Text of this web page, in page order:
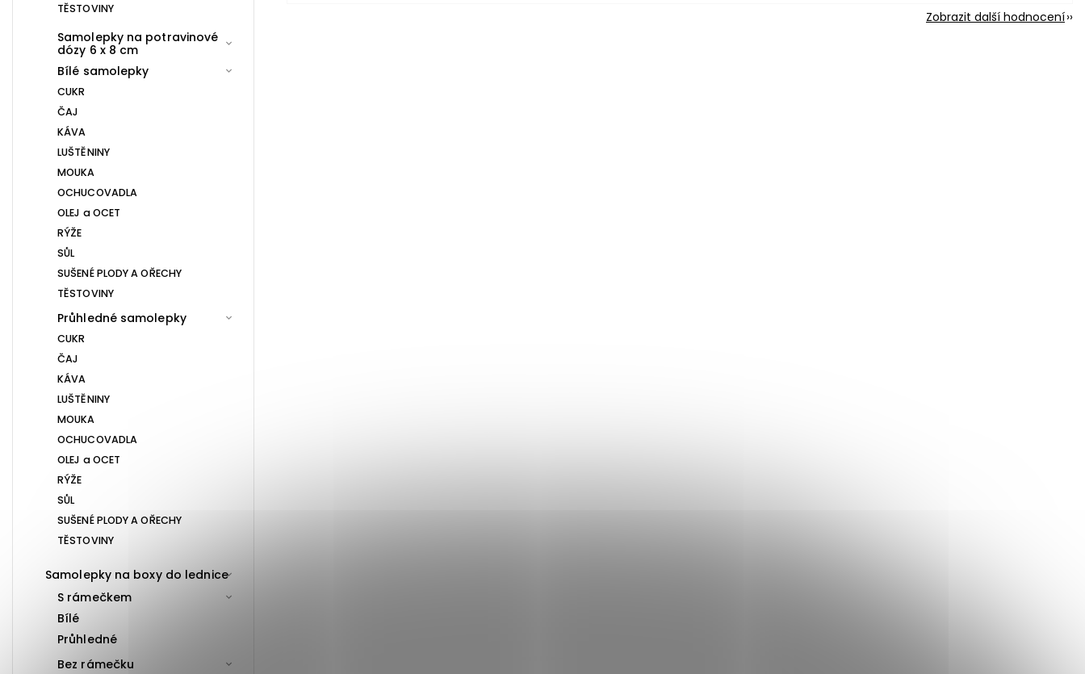
TĚSTOVINY
Samolepky na potravinové
dózy 6 x 8 cm
Bílé samolepky
CUKR
ČAJ
KÁVA
LUŠTĚNINY
MOUKA
OCHUCOVADLA
OLEJ a OCET
RÝŽE
SŮL
SUŠENÉ PLODY A OŘECHY
TĚSTOVINY
Průhledné samolepky
CUKR
ČAJ
KÁVA
LUŠTĚNINY
MOUKA
OCHUCOVADLA
OLEJ a OCET
RÝŽE
SŮL
SUŠENÉ PLODY A OŘECHY
TĚSTOVINY
Samolepky na boxy do lednice
S rámečkem
Bílé
Průhledné
Bez rámečku
Zobrazit další hodnocení